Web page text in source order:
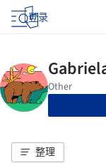
登录
整理